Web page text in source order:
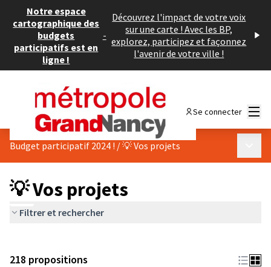
Notre espace
cartographique des
budgets
participatifs est en
ligne !
-
Découvrez l'impact de votre voix
sur une carte ! Avec les BP,
explorez, participez et façonnez
l'avenir de votre ville !
Se connecter
Budget participatif 2024 ! /💡 Vos projets
💡 Vos projets
Filtrer et rechercher
218 propositions